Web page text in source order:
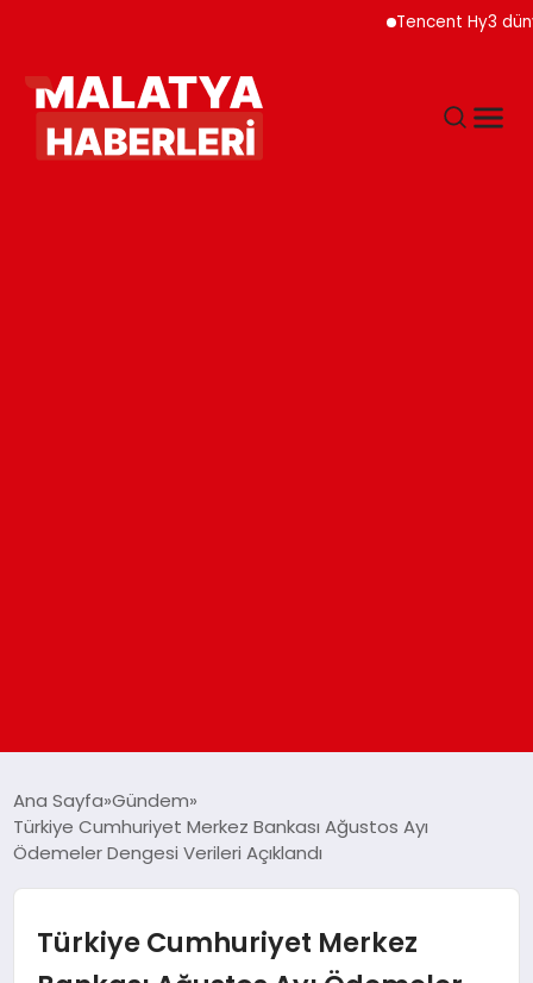
Tencent Hy3 dünya
GÜNDEM
DÜNYA
Ana Sayfa Gündem
Türkiye Cumhuriyet Merkez Bankası Ağustos Ayı
Ödemeler Dengesi Verileri Açıklandı
Türkiye Cumhuriyet Merkez